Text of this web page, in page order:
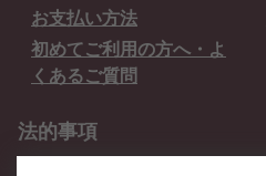
お支払い方法
初めてご利用の方へ・よ
くあるご質問
法的事項